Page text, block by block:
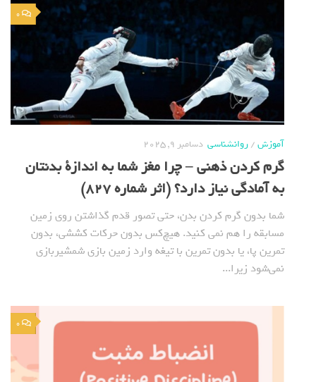
0
آموزش/روانشناسی دسامبر 9, 2025
گرم کردن ذهنی – چرا مغز شما به اندازة بدنتان
به آمادگی نیاز دارد؟ (اثر شماره 827)
شما بدون گرم کردن بدن، حتی تصور قدم گذاشتن روی زمین
مسابقه را هم نمی کنید. هیچ‌کس بدون حرکات کششی، بدون
تمرین پا، یا بدون تمرین با تیغه وارد زمین بازی شمشیربازی
نمی‌شود زیرا...
0